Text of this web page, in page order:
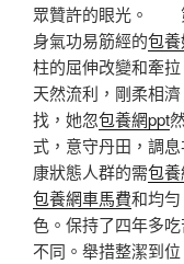
眾贊許的眼光。
身氣功易筋經的包
柱的屈伸改變和牽
天然流利，剛柔相
找，她忽包養網ppt
式，意守丹田，調
康狀態人群的需包養
包養網車馬費和均
色。保持了四年多
不同。舉措整潔到